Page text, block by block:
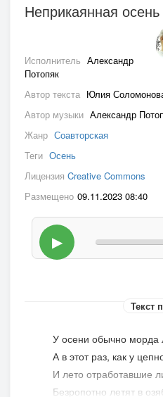
Неприкаянная осень
Исполнитель Александр
Потопяк
Автор текста Юлия
Автор музыки Александр
Жанр Соавторская
Теги Осень
Лицензия Creative Commons
Размещено 09.11.2023 08:40
▶
Текст
У осени обычно морда
А в этот раз, как у
И лето отработавшие
Безропотно летят в